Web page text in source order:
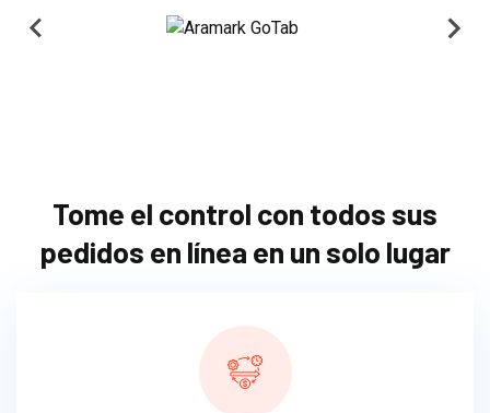
Tome el control con todos sus
pedidos en línea en un solo lugar